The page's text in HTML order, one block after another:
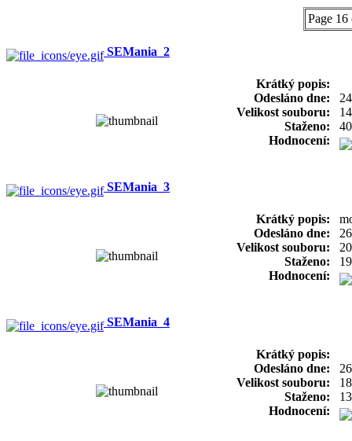
Page 16
SEMania_2
Krátký popis:
Odesláno dne:
Velikost souboru:
Staženo:
Hodnocení:
SEMania_3
Krátký popis:
Odesláno dne:
Velikost souboru:
Staženo:
Hodnocení:
SEMania_4
Krátký popis:
Odesláno dne:
Velikost souboru:
Staženo:
Hodnocení: